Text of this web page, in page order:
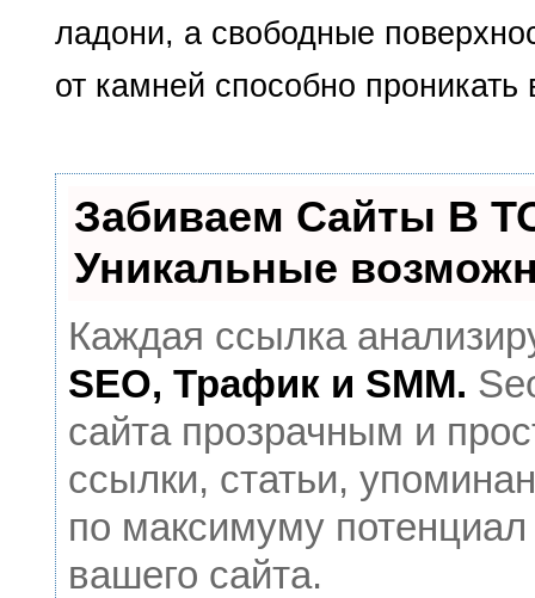
ладони, а свободные
от камней способно
Забиваем Сайты В
Уникальные
Каждая ссылка
SEO, Трафик и SMM.
сайта прозрачным и
ссылки, статьи,
по максимуму
вашего сайта.